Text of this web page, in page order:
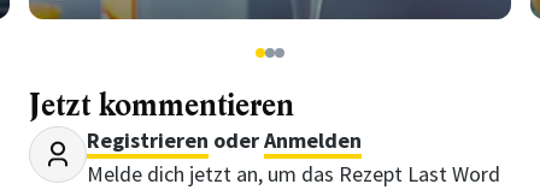
123
Jetzt kommentieren
Registrieren oderAnmelden
Melde dich jetzt an, um das Rezept Last Word